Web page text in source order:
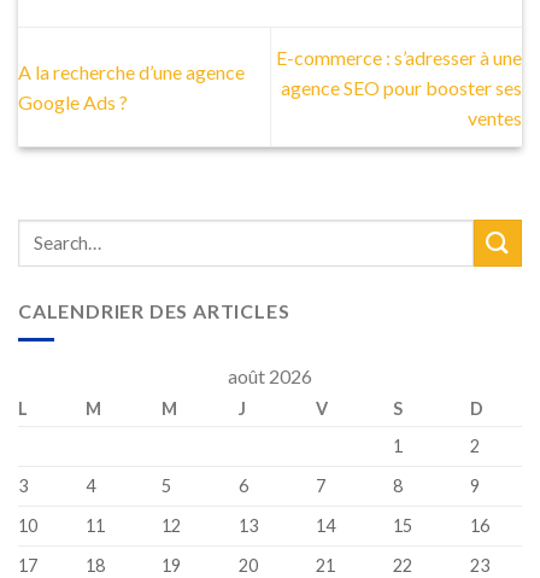
A la recherche d’une agence
Google Ads ?
E-commerce : s’adresser à une
agence SEO pour booster ses
ventes
CALENDRIER DES ARTICLES
août 2026
L M M J V S
D
1
2
3
4 5 6 7 8
9
10
11 12 13 14 15
16
17
18 19 20 21 22
23